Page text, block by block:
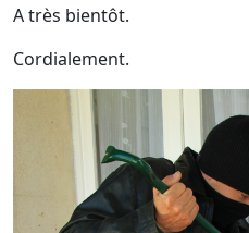
A très bientôt.
Cordialement.